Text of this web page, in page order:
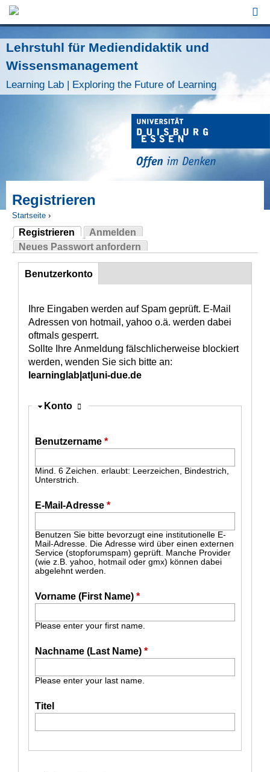
Lehrstuhl für Mediendidaktik und
Wissensmanagement
Learning Lab | Exploring the Future of Learning
Registrieren
Sie sind hier
Startseite ›
Haupt-Reiter
Registrieren
(aktiver Reiter)
Anmelden
Neues Passwort anfordern
Benutzerkonto
Ihre Eingaben werden auf Spam geprüft. E-Mail
Adressen von hotmail, yahoo o.ä. werden dabei
oftmals gesperrt.
Sollte Ihre Anmeldung fälschlicherweise blockiert
werden, wenden Sie sich bitte an:
learninglab|at|uni-due.de
Ausblenden
Konto
Benutzername *
Mind. 6 Zeichen. erlaubt: Leerzeichen, Bindestrich,
Unterstrich.
E-Mail-Adresse *
Benutzen Sie bitte bevorzugt eine institutionelle E-
Mail-Adresse. Die Adresse wird über einen externen
Service (stopforumspam) geprüft. Manche Provider
(wie z.B. yahoo, hotmail oder gmx) können dabei
abgelehnt werden.
Vorname (First Name) *
Please enter your first name.
Nachname (Last Name) *
Please enter your last name.
Titel